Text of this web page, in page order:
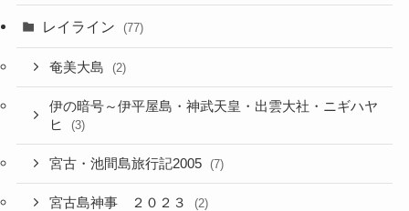
レイライン (77)
奄美大島 (2)
伊の暗号～伊平屋島・神武天皇・出雲大社・ニギハヤ
ヒ
(3)
宮古・池間島旅行記2005 (7)
宮古島神事 ２０２３ (2)